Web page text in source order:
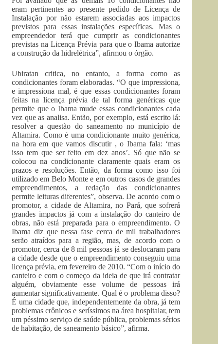
eram pertinentes ao presente pedido de Licença de
Instalação por não estarem associadas aos impactos
previstos para essas instalações específicas. Mas o
empreendedor terá que cumprir as condicionantes
previstas na Licença Prévia para que o Ibama autorize
a construção da hidrelétrica”, afirmou o órgão.
Ubiratan critica, no entanto, a forma como as
condicionantes foram elaboradas. “O que impressiona,
e impressiona mal, é que essas condicionantes foram
feitas na licença prévia de tal forma genéricas que
permite que o Ibama mude essas condicionantes cada
vez que as analisa. Então, por exemplo, está escrito lá:
resolver a questão do saneamento no município de
Altamira. Como é uma condicionante muito genérica,
na hora em que vamos discutir , o Ibama fala: ‘mas
isso tem que ser feito em dez anos’. Só que não se
colocou na condicionante claramente quais eram os
prazos e resoluções. Então, da forma como isso foi
utilizado em Belo Monte e em outros casos de grandes
empreendimentos, a redação das condicionantes
permite leituras diferentes”, observa. De acordo com o
promotor, a cidade de Altamira, no Pará, que sofrerá
grandes impactos já com a instalação do canteiro de
obras, não está preparada para o empreendimento. O
Ibama diz que nessa fase cerca de mil trabalhadores
serão atraídos para a região, mas, de acordo com o
promotor, cerca de 8 mil pessoas já se deslocaram para
a cidade desde que o empreendimento conseguiu uma
licença prévia, em fevereiro de 2010. “Com o início do
canteiro e com o começo da ideia de que irá contratar
alguém, obviamente esse volume de pessoas irá
aumentar significativamente. Qual é o problema disso?
É uma cidade que, independentemente da obra, já tem
problemas crônicos e seríssimos na área hospitalar, tem
um péssimo serviço de saúde pública, problemas sérios
de habitação, de saneamento básico”, afirma.